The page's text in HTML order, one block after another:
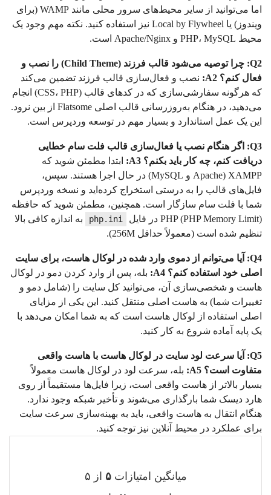
اما می‌توانید از سایر محیط‌های سرور محلی مانند WAMP (برای
ویندوز) یا Local by Flywheel نیز استفاده کنید. نکته مهم وجود یک
محیط PHP، MySQL و Apache/Nginx است.
Q2: چرا توصیه می‌شود قالب فرزند (Child Theme) را نصب و
فعال کنم؟ A2:
نصب و فعال‌سازی قالب فرزند تضمین می‌کند
که هرگونه سفارشی‌سازی که در کدهای قالب (CSS، PHP) انجام
می‌دهید، در هنگام به‌روزرسانی قالب اصلی Flatsome از بین نرود.
این یک عمل استاندارد و بسیار مهم در توسعه وردپرس است.
Q3: اگر هنگام نصب یا فعال‌سازی قالب فلت سام خطایی
دریافت کنم، چه کار باید بکنم؟ A3:
ابتدا مطمئن شوید که
XAMPP (Apache و MySQL) در حال اجرا هستند. سپس،
فایل‌های قالب را به درستی استخراج کرده‌اید و نسخه وردپرس
شما با فلت سام سازگار است. همچنین، مطمئن شوید که حافظه
PHP (PHP Memory Limit) در فایل
php.ini
به اندازه کافی بالا
تنظیم شده است (معمولاً حداقل 256M).
Q4: آیا می‌توانم از دموی وارد شده در لوکال هاست، برای سایت
اصلی خود استفاده کنم؟ A4:
بله، پس از وارد کردن دمو در لوکال
هاست و شخصی‌سازی آن، می‌توانید کل سایت را (شامل دمو و
تغییرات شما) به هاست اصلی منتقل کنید. این یکی از مزایای
اصلی استفاده از لوکال هاست است که به شما امکان می‌دهد با
یک پایه آماده شروع به کار کنید.
Q5: آیا سرعت لود سایت در لوکال هاست با هاست واقعی
متفاوت است؟ A5:
بله، سرعت لود در لوکال هاست معمولاً
بسیار بالاتر از هاست واقعی است، زیرا فایل‌ها مستقیماً از روی
هارد دیسک شما بارگذاری می‌شوند و تأخیر شبکه وجود ندارد.
هنگام انتقال به هاست واقعی، باید به بهینه‌سازی سرعت سایت
برای عملکرد در محیط آنلاین نیز توجه کنید.
میانگین امتیازات۵ از ۵